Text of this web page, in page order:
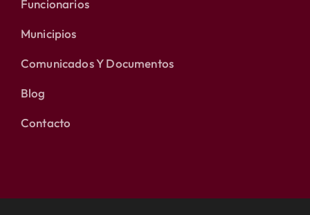
Funcionarios
Municipios
Comunicados Y Documentos
Blog
Contacto